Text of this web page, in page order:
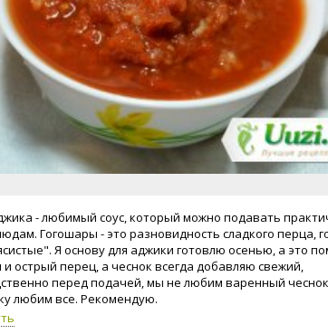
- любимый соус, который можно подавать
Гогошары - это разновидность сладкого перца,
Я основу для аджики готовлю осенью, а это
острый перец, а чеснок всегда добавляю свежий,
перед подачей, мы не любим варенный
любим все. Рекомендую.